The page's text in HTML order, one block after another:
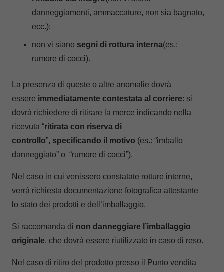
danneggiamenti, ammaccature, non sia bagnato,
ecc.);
non vi siano segni di rottura interna(es.:
rumore di cocci).
La presenza di queste o altre anomalie dovrà
essere immediatamente contestata al corriere: si
dovrà richiedere di ritirare la merce indicando nella
ricevuta “ritirata con riserva di
controllo”, specificando il motivo (es.: “imballo
danneggiato” o “rumore di cocci”).
Nel caso in cui venissero constatate rotture interne,
verrà richiesta documentazione fotografica attestante
lo stato dei prodotti e dell’imballaggio.
Si raccomanda di non danneggiare l’imballaggio
originale, che dovrà essere riutilizzato in caso di reso.
Nel caso di ritiro del prodotto presso il Punto vendita